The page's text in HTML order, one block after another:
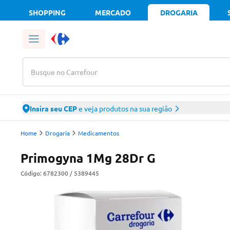
SHOPPING MERCADO DROGARIA
Busque no Carrefour
Insira seu CEPe veja produtos na sua região
Home Drogaria Medicamentos
Primogyna 1Mg 28Dr G
Código: 6782300 / 5389445